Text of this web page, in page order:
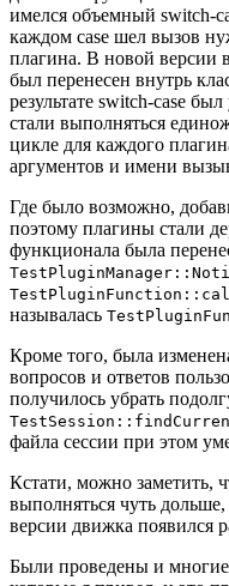
имелся объемный switch-
каждом case шел вызов
плагина. В новой версии
был перенесен внутрь
результате switch-case
стали выполняться
цикле для каждого
аргументов и имени
Где было возможно,
поэтому плагины стали
функционала была
называлась
Кроме того, была
вопросов и ответов
получилось убрать
файла сессии при этом
Кстати, можно заметить,
выполняться чуть
версии движка появился
Были проведены и